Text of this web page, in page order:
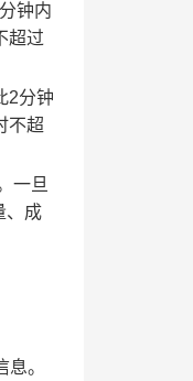
钟内
超过
2分钟
不超
一旦
、成
。